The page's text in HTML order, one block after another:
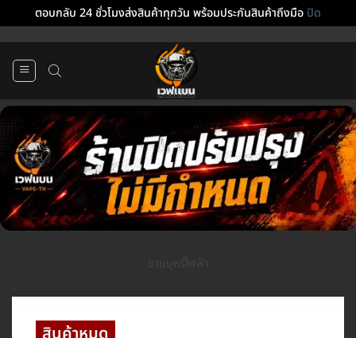
ตอบกลับ 24 ชั่วโมงส่งสินค้าทุกวัน พร้อมประกันสินค้าถึงมือปิด